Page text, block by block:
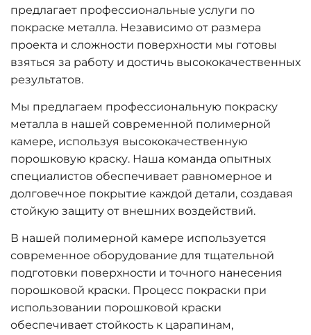
предлагает профессиональные услуги по
покраске металла. Независимо от размера
проекта и сложности поверхности мы готовы
взяться за работу и достичь высококачественных
результатов.
Мы предлагаем профессиональную покраску
металла в нашей современной полимерной
камере, используя высококачественную
порошковую краску. Наша команда опытных
специалистов обеспечивает равномерное и
долговечное покрытие каждой детали, создавая
стойкую защиту от внешних воздействий.
В нашей полимерной камере используется
современное оборудование для тщательной
подготовки поверхности и точного нанесения
порошковой краски. Процесс покраски при
использовании порошковой краски
обеспечивает стойкость к царапинам,